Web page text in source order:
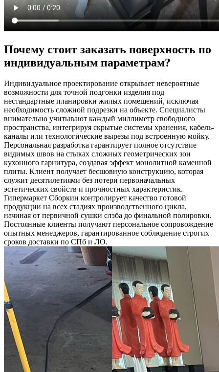
Почему стоит заказать поверхность по
индивидуальным параметрам?
Индивидуальное проектирование открывает невероятные
возможности для точной подгонки изделия под
нестандартные планировки жилых помещений, исключая
необходимость сложной подрезки на объекте. Специалисты
внимательно учитывают каждый миллиметр свободного
пространства, интегрируя скрытые системы хранения, кабель-
каналы или технологические вырезы под встроенную мойку.
Персональная разработка гарантирует полное отсутствие
видимых швов на стыках сложных геометрических зон
кухонного гарнитура, создавая эффект монолитной каменной
плиты. Клиент получает бесшовную конструкцию, которая
служит десятилетиями без потери первоначальных
эстетических свойств и прочностных характеристик.
Гипермаркет Сборкин контролирует качество готовой
продукции на всех стадиях производственного цикла,
начиная от первичной сушки слэба до финальной полировки.
Постоянные клиенты получают персональное сопровождение
опытных менеджеров, гарантированное соблюдение строгих
сроков доставки по СПб и ЛО.